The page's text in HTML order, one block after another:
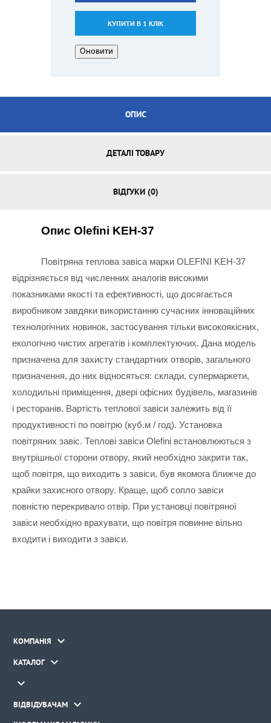
КУПИТИ В 1 КЛІК
ОПИС
ДЕТАЛІ ТОВАРУ
ВІДГУКИ (0)
Опис Olefini KEH-37
Повітряна теплова завіса марки OLEFINI KEH-37
відрізняється від численних аналогів високими
показниками якості та ефективності, що досягається
виробником завдяки використанню сучасних інноваційних
технологічних новинок, застосування тільки високоякісних,
екологічно чистих агрегатів і комплектуючих. Дана модель
призначена для захисту стандартних отворів, загального
призначення, до них відносяться: склади, супермаркети,
холодильні приміщення, двері офісних будівель, магазинів
і ресторанів. Вартість теплової завіси залежить від її
продуктивності по повітрю (куб.м / год). Установка
повітряних завіс. Теплові завіси Olefini встановлюються з
внутрішньої сторони отвору, який необхідно закрити так,
щоб повітря, що виходить з завіси, був якомога ближче до
крайки захисного отвору. Краще, щоб сопло завіси
повністю перекривало отвір. При установці повітряної
завіси необхідно врахувати, що повітря повинне вільно
входити і виходити з завіси.
КОМПАНІЯ 
КАТАЛОГ 

ВІДВІДУВАЧАМ 